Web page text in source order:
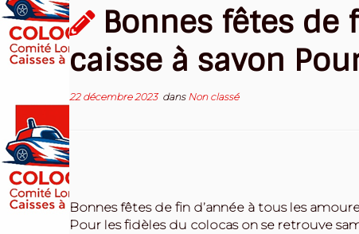
Bonnes fêtes de
caisse à savon
22 décembre 2023dans Non classé
Bonnes fêtes de fin d’année à tous les
Pour les fidèles du colocas on se retrouve